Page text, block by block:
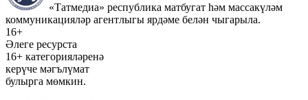
«Татмедиа» республика матбугат һәм массакүләм
коммуникацияләр агентлыгы ярдәме белән чыгарыла.
16+
Әлеге ресурста
16+ категорияләренә
керүче мәгълүмат
булырга мөмкин.